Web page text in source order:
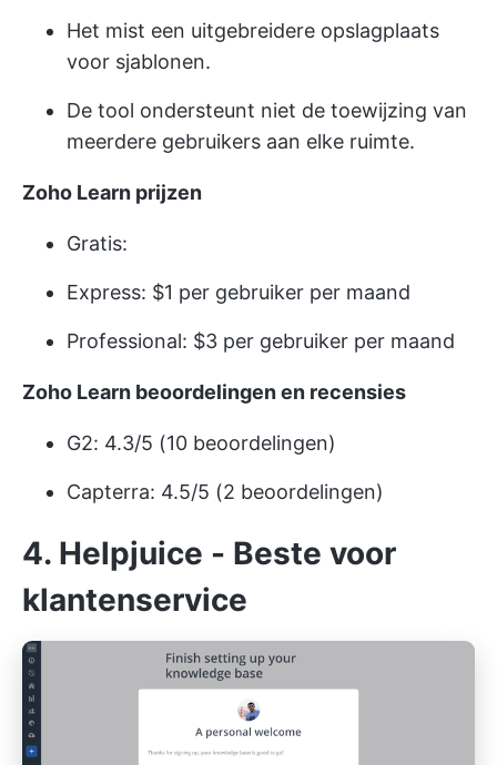
Het mist een uitgebreidere opslagplaats
voor sjablonen.
De tool ondersteunt niet de toewijzing van
meerdere gebruikers aan elke ruimte.
Zoho Learn prijzen
Gratis:
Express: $1 per gebruiker per maand
Professional: $3 per gebruiker per maand
Zoho Learn beoordelingen en recensies
G2: 4.3/5 (10 beoordelingen)
Capterra: 4.5/5 (2 beoordelingen)
4. Helpjuice - Beste voor
klantenservice